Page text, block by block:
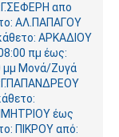
απο
ΑΛ.ΠΑΠΑΓΟΥ
ΑΡΚΑΔΙΟΥ
πμ έως:
μμ Μονά/Ζυγά
έως
ΠΙΚΡΟΥ από: